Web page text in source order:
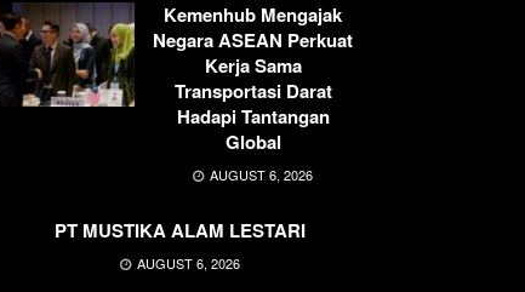
Kemenhub Mengajak
Negara ASEAN Perkuat
Kerja Sama
Transportasi Darat
Hadapi Tantangan
Global
AUGUST 6, 2026
PT MUSTIKA ALAM LESTARI
AUGUST 6, 2026